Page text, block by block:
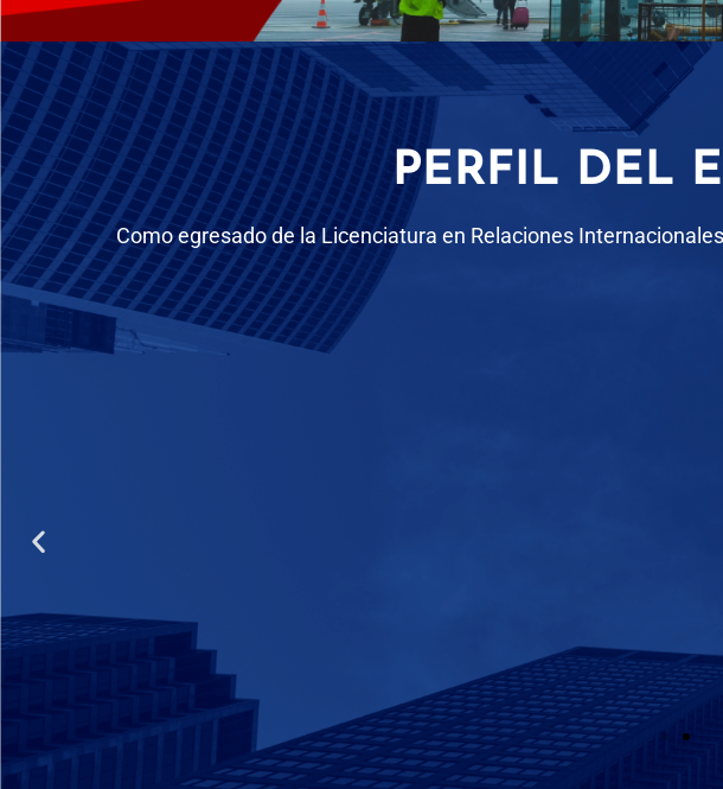
PERFIL DEL
Como egresado de la Licenciatura en Relaciones